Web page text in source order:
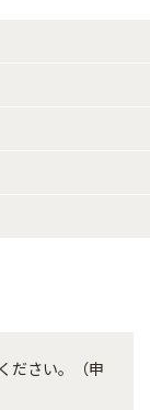
ださい。（申